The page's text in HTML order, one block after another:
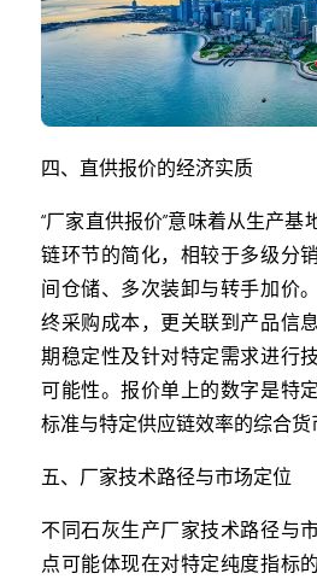
四、直供报价的经济实质
“厂家直供报价”意味着从生产基
链环节的简化，相较于多级分
间仓储、多次装卸与转手加价
终采购成本，更关联到产品信
期稳定性及针对特定需求进行
可能性。报价单上的数字是特
标准与特定供应链效率的综合货
五、厂家技术路径与市场定位
不同石灰生产厂家技术路径与
点可能体现在对特定纯度指标